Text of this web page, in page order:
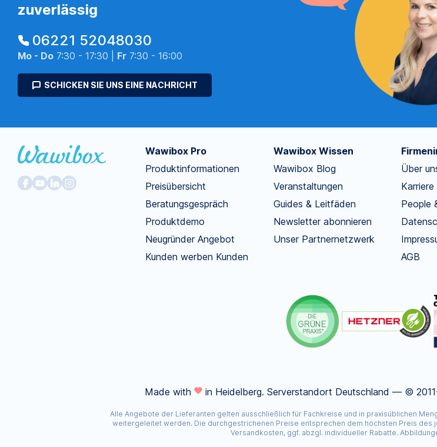
zuverlässig
06221 52048030
Mo - Do 7:30 - 17:30 | Fr 7:30 - 16:00
SCHICKEN SIE UNS EINE NACHRICHT
Wawibox Pro
Produktinformationen
Preisübersicht
Beratungsgespräch
Produktdemo
Neugründer Angebot
Kunden werben Kunden
Wawibox Wissen
Wawibox Blog
Veranstaltungen
Guides & Leitfäden
Newsletter abonnieren
Unser Partnernetzwerk
Über
Karriere
People
AGB
Made with in Heidelberg. Serverstandort Deutschland — ©
Alle Angebote der Lieferanten gelten ausschließlich für Fachkreise und in praxisüblichen
weitergeleitet werden. Die durchgestrichenen Preise entsprechen dem höchsten Preis des
Versandkosten, ggf. abzgl. individueller Rabatte.